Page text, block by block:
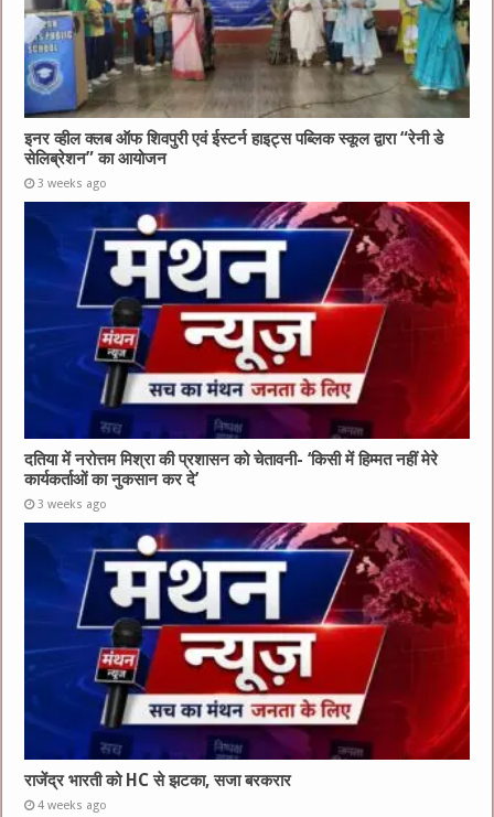
इनर व्हील क्लब ऑफ शिवपुरी एवं ईस्टर्न हाइट्स पब्लिक स्कूल द्वारा “रेनी डे
सेलिब्रेशन” का आयोजन
3 weeks ago
दतिया में नरोत्तम मिश्रा की प्रशासन को चेतावनी- ‘किसी में हिम्मत नहीं मेरे
कार्यकर्ताओं का नुकसान कर दे’
3 weeks ago
राजेंद्र भारती को HC से झटका, सजा बरकरार
4 weeks ago